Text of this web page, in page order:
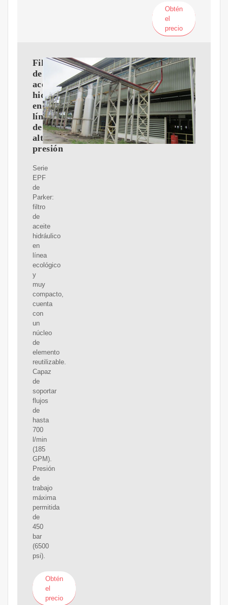
Obtén
el
precio
Filtro
de
aceite
hidráulico
en
línea
de
alta
presión
Serie
EPF
de
Parker:
filtro
de
aceite
hidráulico
en
línea
ecológico
y
muy
compacto,
cuenta
con
un
núcleo
de
elemento
reutilizable.
Capaz
de
soportar
flujos
de
hasta
700
l/min
(185
GPM).
Presión
de
trabajo
máxima
permitida
de
450
bar
(6500
psi).
Obtén
el
precio